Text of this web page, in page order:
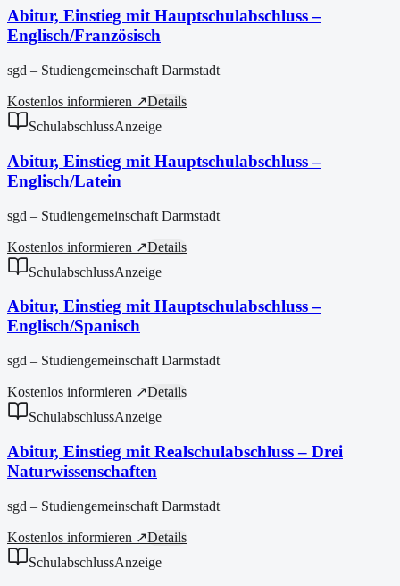
Abitur, Einstieg mit Hauptschulabschluss –
Englisch/Französisch
sgd – Studiengemeinschaft Darmstadt
Kostenlos informieren ↗Details
SchulabschlussAnzeige
Abitur, Einstieg mit Hauptschulabschluss –
Englisch/Latein
sgd – Studiengemeinschaft Darmstadt
Kostenlos informieren ↗Details
SchulabschlussAnzeige
Abitur, Einstieg mit Hauptschulabschluss –
Englisch/Spanisch
sgd – Studiengemeinschaft Darmstadt
Kostenlos informieren ↗Details
SchulabschlussAnzeige
Abitur, Einstieg mit Realschulabschluss – Drei
Naturwissenschaften
sgd – Studiengemeinschaft Darmstadt
Kostenlos informieren ↗Details
SchulabschlussAnzeige